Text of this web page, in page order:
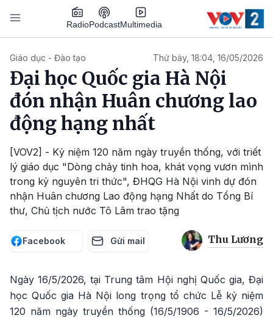
Nhảy đến nội dung
RadioPodcastMultimedia
Giáo dục - Đào tạo Thứ bảy, 18:04, 16/05/2026
Đại học Quốc gia Hà Nội
đón nhận Huân chương lao
động hạng nhất
[VOV2] - Kỷ niệm 120 năm ngày truyền thống, với triết
lý giáo dục "Dòng chảy tinh hoa, khát vọng vươn mình
trong kỷ nguyên tri thức", ĐHQG Hà Nội vinh dự đón
nhận Huân chương Lao động hạng Nhất do Tổng Bí
thư, Chủ tịch nước Tô Lâm trao tặng
Facebook Gửi mail Thu Lương
Ngày 16/5/2026, tại Trung tâm Hội nghị Quốc gia, Đại
học Quốc gia Hà Nội long trọng tổ chức Lễ kỷ niệm
120 năm ngày truyền thống (16/5/1906 - 16/5/2026)